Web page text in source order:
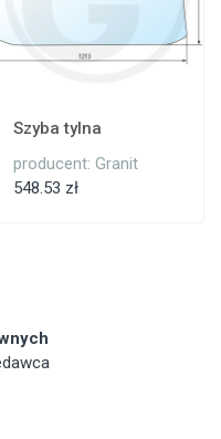
Szyba tylna
producent: Granit
548.53 zł